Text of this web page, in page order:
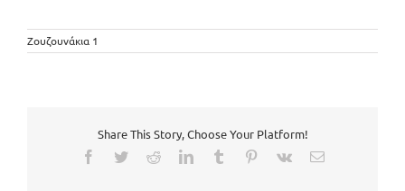
Ζουζουνάκια 1
Share This Story, Choose Your Platform!
Facebook
TwitterRedditLinkedInTumblr Pinterest
Vk Email